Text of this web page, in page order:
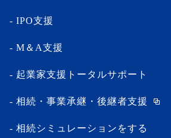
IPO支援
M＆A支援
起業家支援トータルサポート
相続・事業承継・後継者支援
相続シミュレーションをする